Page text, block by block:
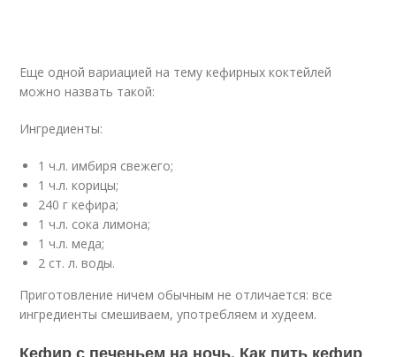
Еще одной вариацией на тему кефирных коктейлей
можно назвать такой:
Ингредиенты:
1 ч.л. имбиря свежего;
1 ч.л. корицы;
240 г кефира;
1 ч.л. сока лимона;
1 ч.л. меда;
2 ст. л. воды.
Приготовление ничем обычным не отличается: все
ингредиенты смешиваем, употребляем и худеем.